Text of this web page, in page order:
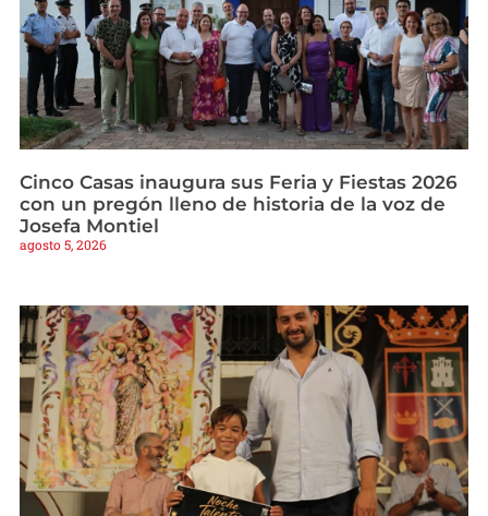
Cinco Casas inaugura sus Feria y Fiestas 2026
con un pregón lleno de historia de la voz de
Josefa Montiel
agosto 5, 2026